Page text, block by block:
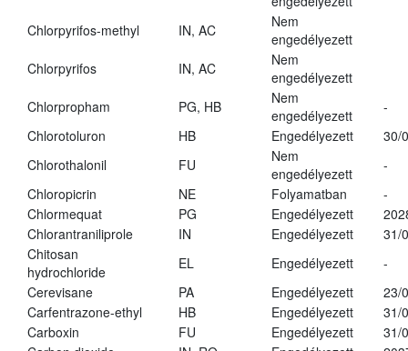
Chlorpyrifos-methyl
IN, AC
Nem
engedélyezett
Chlorpyrifos
IN, AC
Nem
engedélyezett
Chlorpropham
PG, HB
Nem
engedélyezett
-
Chlorotoluron
HB Engedélyezett
30/
Chlorothalonil
FU
Nem
engedélyezett
-
Chloropicrin
NE Folyamatban
-
Chlormequat
PG Engedélyezett
Chlorantraniliprole
IN Engedélyezett
31/
Chitosan
hydrochloride
EL Engedélyezett
-
Cerevisane
PA Engedélyezett
23/
Carfentrazone-ethyl
HB Engedélyezett
31/
Carboxin
FU Engedélyezett
31/